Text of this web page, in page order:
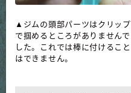
▲ジムの頭部パーツはクリップ
で掴めるところがありませんで
した。これでは棒に付けること
はできません。